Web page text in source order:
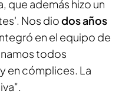
que además hizo un
Nos diodos años
en el equipo de
todos
en cómplices. La